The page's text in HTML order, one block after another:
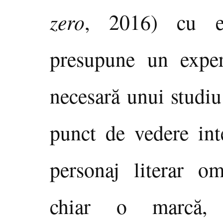
zero, 2016) cu
presupune un
necesară unui
punct de vedere
personaj literar
chiar o marcă,